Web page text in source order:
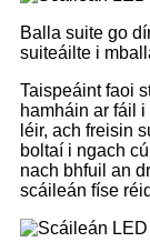
Balla suite go
suiteáilte i
Taispeáint faoi
hamháin ar fáil
léir, ach freisin
boltaí i ngach
nach bhfuil an
scáileán físe